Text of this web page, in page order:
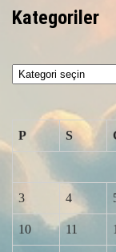
Kategoriler
Kategoriler
P S
3 4
10 11